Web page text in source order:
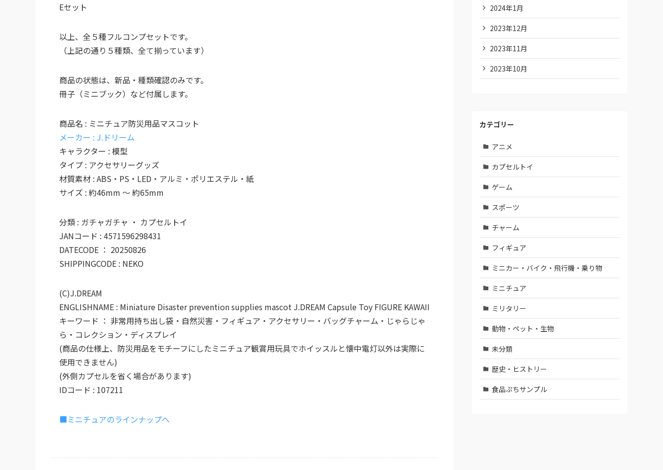
Eセット
以上、全５種フルコンプセットです。
（上記の通り５種類、全て揃っています）
商品の状態は、新品・種類確認のみです。
冊子（ミニブック）など付属します。
商品名 : ミニチュア防災用品マスコット
メーカー : J.ドリーム
キャラクター : 模型
タイプ : アクセサリーグッズ
材質素材 : ABS・PS・LED・アルミ・ポリエステル・紙
サイズ : 約46mm ～ 約65mm
分類 : ガチャガチャ ・ カプセルトイ
JANコード : 4571596298431
DATECODE ： 20250826
SHIPPINGCODE : NEKO
(C)J.DREAM
ENGLISHNAME : Miniature Disaster prevention supplies mascot J.DREAM Capsule Toy FIGURE KAWAII
キーワード ： 非常用持ち出し袋・自然災害・フィギュア・アクセサリー・バッグチャーム・じゃらじゃ
ら・コレクション・ディスプレイ
(商品の仕様上、防災用品をモチーフにしたミニチュア観賞用玩具でホイッスルと懐中電灯以外は実際に
使用できません)
(外側カプセルを省く場合があります)
IDコード : 107211
■ミニチュアのラインナップへ
2024年1月
2023年12月
2023年11月
2023年10月
カテゴリー
アニメ
カプセルトイ
ゲーム
スポーツ
チャーム
フィギュア
ミニカー・バイク・飛行機・乗り物
ミニチュア
ミリタリー
動物・ペット・生物
未分類
歴史・ヒストリー
食品ぷちサンプル